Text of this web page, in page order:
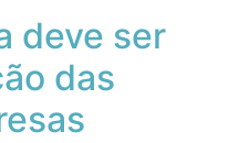
deve ser
das